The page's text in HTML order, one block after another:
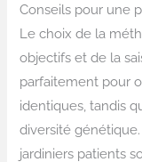
Conseils pour une
Le choix de la
objectifs et de la
parfaitement pour
identiques, tandis
diversité
jardiniers patients